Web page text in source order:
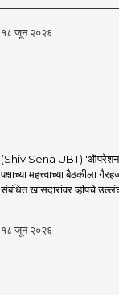
१८ जून २०२६
(Shiv Sena UBT) 'ऑपरेशन
पक्षाच्या महत्त्वाच्या बैठकीला
संबंधित खासदारांवर व्हीपचे
१८ जून २०२६